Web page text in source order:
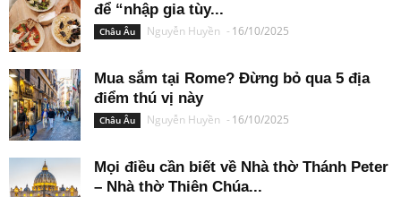
để “nhập gia tùy...
Châu Âu Nguyễn Huyền - 16/10/2025
Mua sắm tại Rome? Đừng bỏ qua 5 địa
điểm thú vị này
Châu Âu Nguyễn Huyền - 16/10/2025
Mọi điều cần biết về Nhà thờ Thánh Peter
– Nhà thờ Thiên Chúa...